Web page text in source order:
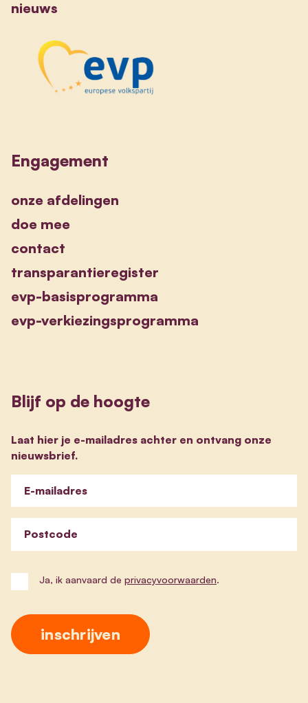
nieuws
Engagement
onze afdelingen
doe mee
contact
transparantieregister
evp-basisprogramma
evp-verkiezingsprogramma
Blijf op de hoogte
Laat hier je e-mailadres achter en ontvang onze
nieuwsbrief.
E-mailadres
Postcode
Ja, ik aanvaard de privacyvoorwaarden.